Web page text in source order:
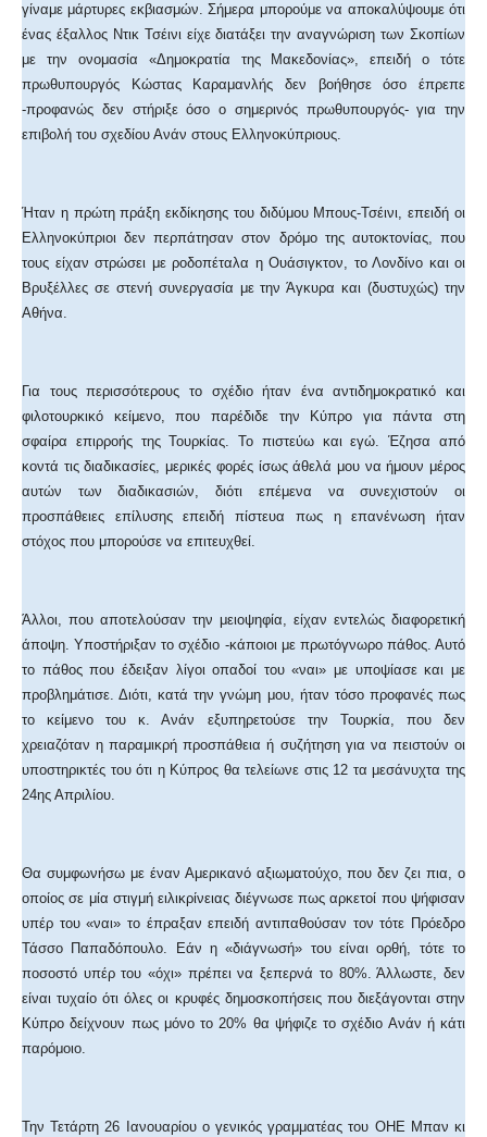
γίναμε μάρτυρες εκβιασμών. Σήμερα μπορούμε να αποκαλύψουμε ότι
ένας έξαλλος Ντικ Τσέινι είχε διατάξει την αναγνώριση των Σκοπίων
με την ονομασία «Δημοκρατία της Μακεδονίας», επειδή ο τότε
πρωθυπουργός Κώστας Καραμανλής δεν βοήθησε όσο έπρεπε
-προφανώς δεν στήριξε όσο ο σημερινός πρωθυπουργός- για την
επιβολή του σχεδίου Ανάν στους Ελληνοκύπριους.
Ήταν η πρώτη πράξη εκδίκησης του διδύμου Μπους-Τσέινι, επειδή οι
Ελληνοκύπριοι δεν περπάτησαν στον δρόμο της αυτοκτονίας, που
τους είχαν στρώσει με ροδοπέταλα η Ουάσιγκτον, το Λονδίνο και οι
Βρυξέλλες σε στενή συνεργασία με την Άγκυρα και (δυστυχώς) την
Αθήνα.
Για τους περισσότερους το σχέδιο ήταν ένα αντιδημοκρατικό και
φιλοτουρκικό κείμενο, που παρέδιδε την Κύπρο για πάντα στη
σφαίρα επιρροής της Τουρκίας. Το πιστεύω και εγώ. Έζησα από
κοντά τις διαδικασίες, μερικές φορές ίσως άθελά μου να ήμουν μέρος
αυτών των διαδικασιών, διότι επέμενα να συνεχιστούν οι
προσπάθειες επίλυσης επειδή πίστευα πως η επανένωση ήταν
στόχος που μπορούσε να επιτευχθεί.
Άλλοι, που αποτελούσαν την μειοψηφία, είχαν εντελώς διαφορετική
άποψη. Υποστήριξαν το σχέδιο -κάποιοι με πρωτόγνωρο πάθος. Αυτό
το πάθος που έδειξαν λίγοι οπαδοί του «ναι» με υποψίασε και με
προβλημάτισε. Διότι, κατά την γνώμη μου, ήταν τόσο προφανές πως
το κείμενο του κ. Ανάν εξυπηρετούσε την Τουρκία, που δεν
χρειαζόταν η παραμικρή προσπάθεια ή συζήτηση για να πειστούν οι
υποστηρικτές του ότι η Κύπρος θα τελείωνε στις 12 τα μεσάνυχτα της
24ης Απριλίου.
Θα συμφωνήσω με έναν Αμερικανό αξιωματούχο, που δεν ζει πια, ο
οποίος σε μία στιγμή ειλικρίνειας διέγνωσε πως αρκετοί που ψήφισαν
υπέρ του «ναι» το έπραξαν επειδή αντιπαθούσαν τον τότε Πρόεδρο
Τάσσο Παπαδόπουλο. Εάν η «διάγνωσή» του είναι ορθή, τότε το
ποσοστό υπέρ του «όχι» πρέπει να ξεπερνά το 80%. Άλλωστε, δεν
είναι τυχαίο ότι όλες οι κρυφές δημοσκοπήσεις που διεξάγονται στην
Κύπρο δείχνουν πως μόνο το 20% θα ψήφιζε το σχέδιο Ανάν ή κάτι
παρόμοιο.
Την Τετάρτη 26 Ιανουαρίου ο γενικός γραμματέας του ΟΗΕ Μπαν κι